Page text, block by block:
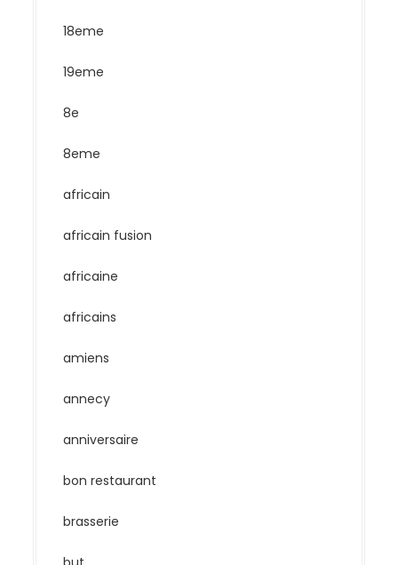
18eme
19eme
8e
8eme
africain
africain fusion
africaine
africains
amiens
annecy
anniversaire
bon restaurant
brasserie